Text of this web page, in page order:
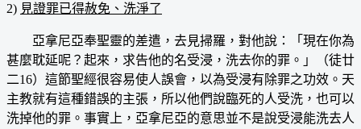
2) 見證罪已得赦免、洗淨了
亞拿尼亞奉聖靈的差遣，去見掃羅，對他說：「現在你為
甚麼耽延呢？起來，求告他的名受浸，洗去你的罪。」（徒廿
二16）這節聖經很容易使人誤會，以為受浸有除罪之功效。天
主教就有這種錯誤的主張，所以他們說臨死的人受洗，也可以
洗掉他的罪。事實上，亞拿尼亞的意思並不是說受浸能洗去人